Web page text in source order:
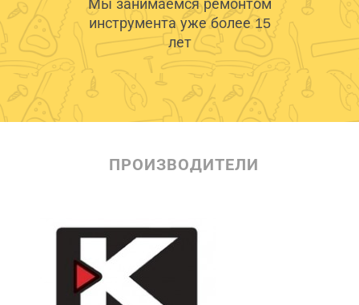
Мы занимаемся ремонтом
инструмента уже более 15
лет
ПРОИЗВОДИТЕЛИ